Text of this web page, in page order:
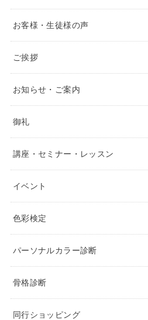
お客様・生徒様の声
ご挨拶
お知らせ・ご案内
御礼
講座・セミナー・レッスン
イベント
色彩検定
パーソナルカラー診断
骨格診断
同行ショッピング